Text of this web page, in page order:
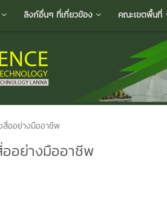
ลิงก์อื่นๆ ที่เกี่ยวข้อง คณะเขตพื้นที่
สื่ออย่างมืออาชีพ
ออย่างมืออาชีพ